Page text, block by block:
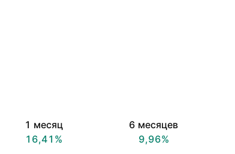
1 месяц
16,41%
6 месяцев
9,96%